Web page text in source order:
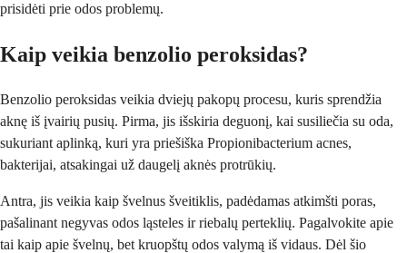
prisidėti prie odos problemų.
Kaip veikia benzolio peroksidas?
Benzolio peroksidas veikia dviejų pakopų procesu, kuris sprendžia
aknę iš įvairių pusių. Pirma, jis išskiria deguonį, kai susiliečia su oda,
sukuriant aplinką, kuri yra priešiška Propionibacterium acnes,
bakterijai, atsakingai už daugelį aknės protrūkių.
Antra, jis veikia kaip švelnus šveitiklis, padėdamas atkimšti poras,
pašalinant negyvas odos ląsteles ir riebalų perteklių. Pagalvokite apie
tai kaip apie švelnų, bet kruopštų odos valymą iš vidaus. Dėl šio